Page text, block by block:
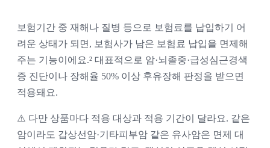
보험기간 중 재해나 질병 등으로 보험료를 납입하기 어
려운 상태가 되면, 보험사가 남은 보험료 납입을 면제해
주는 기능이에요.² 대표적으로 암·뇌졸중·급성심근경색
증 진단이나 장해율 50% 이상 후유장해 판정을 받으면
적용돼요.
⚠️ 다만 상품마다 적용 대상과 적용 기간이 달라요. 같은
암이라도 갑상선암·기타피부암 같은 유사암은 면제 대